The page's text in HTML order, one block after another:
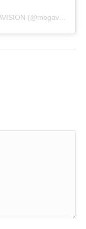
Una publicación compartida por MEGAVISION (@megavision.ve)